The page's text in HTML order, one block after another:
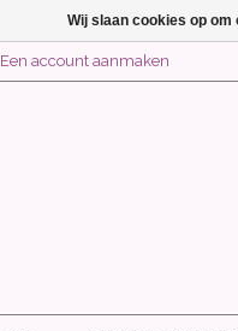
Een account aanmaken
Wij slaan cookies op